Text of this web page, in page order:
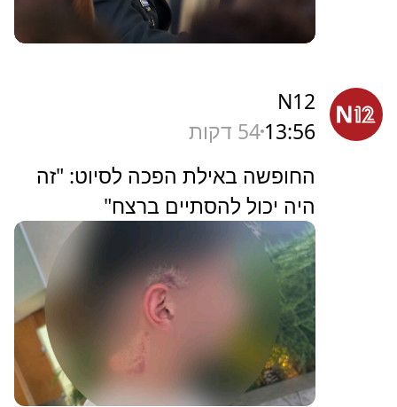
N12
13:5654 דקות
החופשה באילת הפכה לסיוט: "זה
היה יכול להסתיים ברצח"